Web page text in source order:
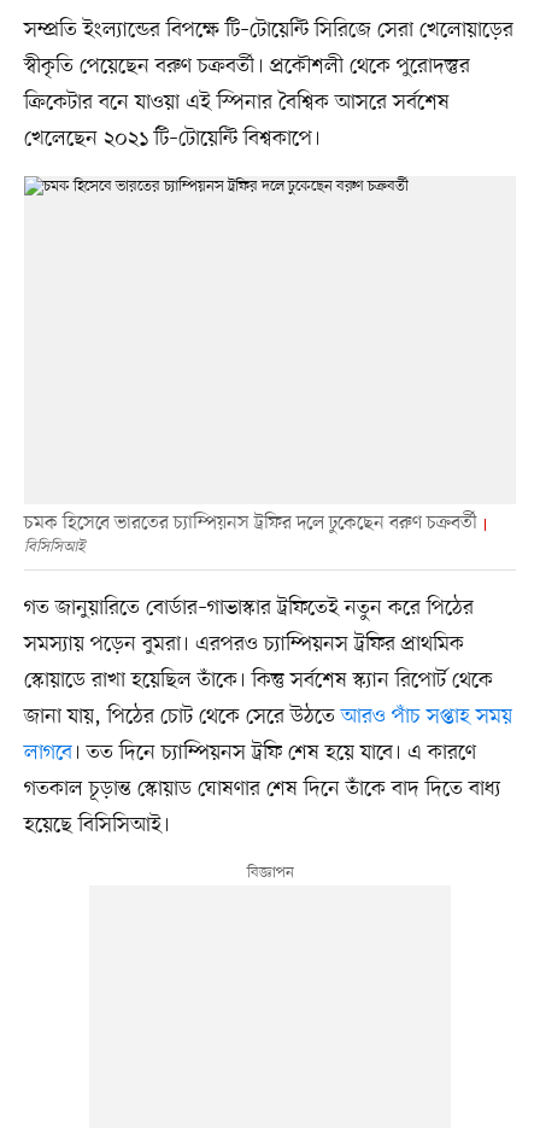
সম্প্রতি ইংল্যান্ডের বিপক্ষে টি–টোয়েন্টি সিরিজে সেরা খেলোয়াড়ের
স্বীকৃতি পেয়েছেন বরুণ চক্রবর্তী। প্রকৌশলী থেকে পুরোদস্তুর
ক্রিকেটার বনে যাওয়া এই স্পিনার বৈশ্বিক আসরে সর্বশেষ
খেলেছেন ২০২১ টি–টোয়েন্টি বিশ্বকাপে।
চমক হিসেবে ভারতের চ্যাম্পিয়নস ট্রফির দলে ঢুকেছেন বরুণ চক্রবর্তী
বিসিসিআই
গত জানুয়ারিতে বোর্ডার–গাভাস্কার ট্রফিতেই নতুন করে পিঠের
সমস্যায় পড়েন বুমরা। এরপরও চ্যাম্পিয়নস ট্রফির প্রাথমিক
স্কোয়াডে রাখা হয়েছিল তাঁকে। কিন্তু সর্বশেষ স্ক্যান রিপোর্ট থেকে
জানা যায়, পিঠের চোট থেকে সেরে উঠতেআরও পাঁচ সপ্তাহ সময়
লাগবে। তত দিনে চ্যাম্পিয়নস ট্রফি শেষ হয়ে যাবে। এ কারণে
গতকাল চূড়ান্ত স্কোয়াড ঘোষণার শেষ দিনে তাঁকে বাদ দিতে বাধ্য
হয়েছে বিসিসিআই।